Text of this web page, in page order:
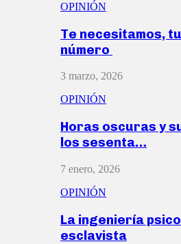
OPINIÓN
Te necesitamos,
número
3 marzo, 2026
OPINIÓN
Horas oscuras y
los sesenta…
7 enero, 2026
OPINIÓN
La ingeniería
esclavista